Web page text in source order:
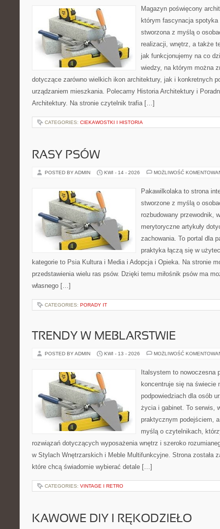
Magazyn poświęcony
którym fascynacja spotyka
stworzona z myślą o
realizacji, wnętrz, a także
jak funkcjonujemy na co
wiedzy, na którym można
dotyczące zarówno wielkich ikon architektury, jak i konkretnych
urządzaniem mieszkania. Polecamy Historia Architektury i
Architektury. Na stronie czytelnik trafia […]
CATEGORIES: CIEKAWOSTKI I HISTORIA
RASY PSÓW
POSTED BY ADMIN KWI - 14 - 2026 MOŻLIWOŚĆ
Pakawilkolaka to strona
stworzone z myślą o
rozbudowany przewodnik,
merytoryczne artykuły
zachowania. To portal dla
praktyka łączą się w
kategorie to Psia Kultura i Media i Adopcja i Opieka. Na stronie
przedstawienia wielu ras psów. Dzięki temu miłośnik psów ma
własnego […]
CATEGORIES: PORADY IT
TRENDY W MEBLARSTWIE
POSTED BY ADMIN KWI - 13 - 2026 MOŻLIWOŚĆ
Italsystem to nowoczesna
koncentruje się na świecie
podpowiedziach dla osób
życia i gabinet. To serwis,
praktycznym podejściem,
myślą o czytelnikach,
rozwiązań dotyczących wyposażenia wnętrz i szeroko
w Stylach Wnętrzarskich i Meble Multifunkcyjne. Strona została
które chcą świadomie wybierać detale […]
CATEGORIES: VINTAGE I RETRO
KAWOWE DIY I RĘKODZIEŁO